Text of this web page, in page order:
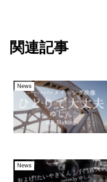
関連記事
News
News